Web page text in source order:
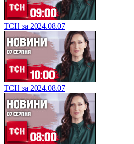
ТСН за 2024.08.07
ТСН за 2024.08.07